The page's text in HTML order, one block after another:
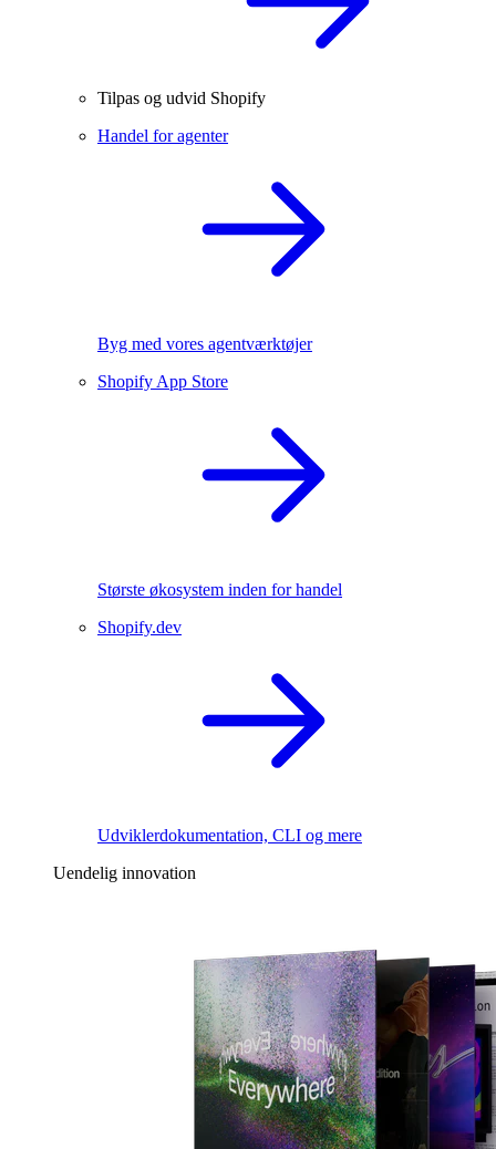
Tilpas og udvid Shopify
Handel for agenter
Byg med vores agentværktøjer
Shopify App Store
Største økosystem inden for handel
Shopify.dev
Udviklerdokumentation, CLI og mere
Uendelig innovation